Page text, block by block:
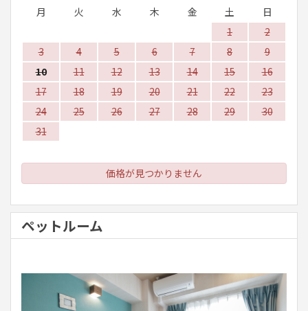
月
火 水 木 金 土
日
1
2
3
4 5 6 7 8
9
10
11 12 13 14 15
16
17
18 19 20 21 22
23
24
25 26 27 28 29
30
31
価格が見つかりません
ペットルーム